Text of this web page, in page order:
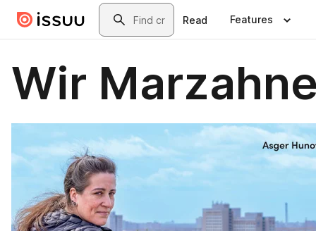
Skip to main contentSearch
Read Features
Wir